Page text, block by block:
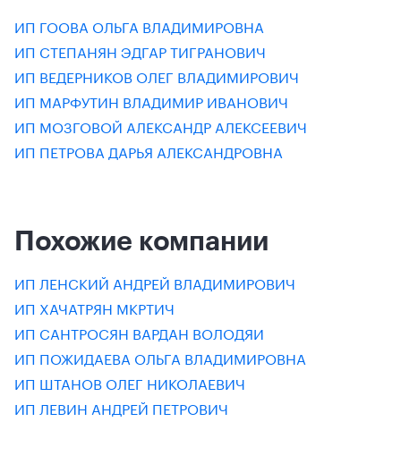
ИП ГООВА ОЛЬГА ВЛАДИМИРОВНА
ИП СТЕПАНЯН ЭДГАР ТИГРАНОВИЧ
ИП ВЕДЕРНИКОВ ОЛЕГ ВЛАДИМИРОВИЧ
ИП МАРФУТИН ВЛАДИМИР ИВАНОВИЧ
ИП МОЗГОВОЙ АЛЕКСАНДР АЛЕКСЕЕВИЧ
ИП ПЕТРОВА ДАРЬЯ АЛЕКСАНДРОВНА
Похожие компании
ИП ЛЕНСКИЙ АНДРЕЙ ВЛАДИМИРОВИЧ
ИП ХАЧАТРЯН МКРТИЧ
ИП САНТРОСЯН ВАРДАН ВОЛОДЯИ
ИП ПОЖИДАЕВА ОЛЬГА ВЛАДИМИРОВНА
ИП ШТАНОВ ОЛЕГ НИКОЛАЕВИЧ
ИП ЛЕВИН АНДРЕЙ ПЕТРОВИЧ